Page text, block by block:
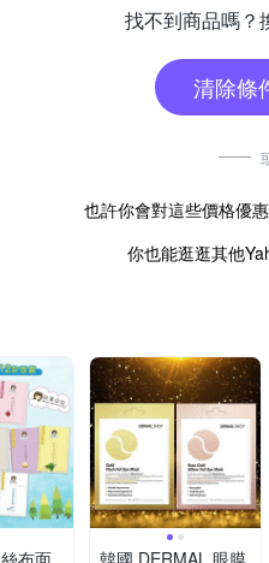
找不到商品嗎？
清除條
也許你會對這些價格優
你也能逛逛其他